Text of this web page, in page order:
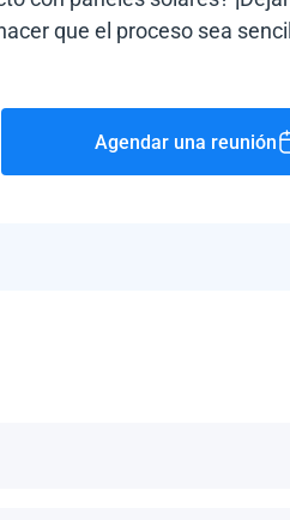
que el proceso sea
Agendar una reunión